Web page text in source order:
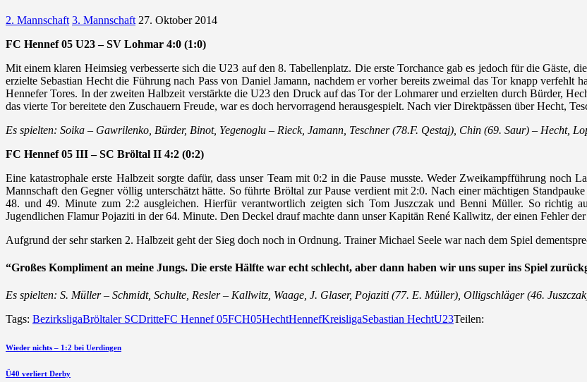
2. Mannschaft 3. Mannschaft 27. Oktober 2014
FC Hennef 05 U23 – SV Lohmar 4:0 (1:0)
Mit einem klaren Heimsieg verbesserte sich die U23 auf den 8. Tabellenplatz. Die erste Torchance gab es jedoch für die Gäste,
erzielte Sebastian Hecht die Führung nach Pass von Daniel Jamann, nachdem er vorher bereits zweimal das Tor knapp verfehlt
Hennefer Tores. In der zweiten Halbzeit verstärkte die U23 den Druck auf das Tor der Lohmarer und erzielten durch Bürder,
das vierte Tor bereitete den Zuschauern Freude, war es doch hervorragend herausgespielt. Nach vier Direktpässen über Hecht,
Es spielten: Soika – Gawrilenko, Bürder, Binot, Yegenoglu – Rieck, Jamann, Teschner (78.F. Qestaj), Chin (69. Saur) – Hecht,
FC Hennef 05 III – SC Bröltal II 4:2 (0:2)
Eine katastrophale erste Halbzeit sorgte dafür, dass unser Team mit 0:2 in die Pause musste. Weder Zweikampfführung noch
Mannschaft den Gegner völlig unterschätzt hätte. So führte Bröltal zur Pause verdient mit 2:0. Nach einer mächtigen
48. und 49. Minute zum 2:2 ausgleichen. Hierfür verantwortlich zeigten sich Tom Juszczak und Benni Müller. So richtig
Jugendlichen Flamur Pojaziti in der 64. Minute. Den Deckel drauf machte dann unser Kapitän René Kallwitz, der einen Fehler
Aufgrund der sehr starken 2. Halbzeit geht der Sieg doch noch in Ordnung. Trainer Michael Seele war nach dem Spiel
“Großes Kompliment an meine Jungs. Die erste Hälfte war echt schlecht, aber dann haben wir uns super ins Spiel
Es spielten: S. Müller – Schmidt, Schulte, Resler – Kallwitz, Waage, J. Glaser, Pojaziti (77. E. Müller), Olligschläger (46.
Tags: BezirksligaBröltaler SCDritteFC Hennef 05FCH05HechtHennefKreisligaSebastian HechtU23Teilen:
Beitragsnavigation
vorherigen
Wieder nichts – 1:2 bei Uerdingen
nächsten
Ü40 verliert Derby